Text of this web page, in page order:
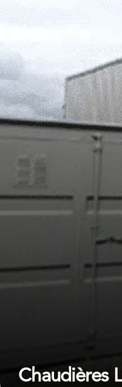
Chaudières